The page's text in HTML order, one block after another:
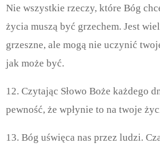
Nie wszystkie rzeczy, które Bóg
życia muszą być grzechem. Jest
grzeszne, ale mogą nie uczynić
jak może być.
12. Czytając Słowo Boże każdego
pewność, że wpłynie to na twoje
13. Bóg uświęca nas przez ludzi.